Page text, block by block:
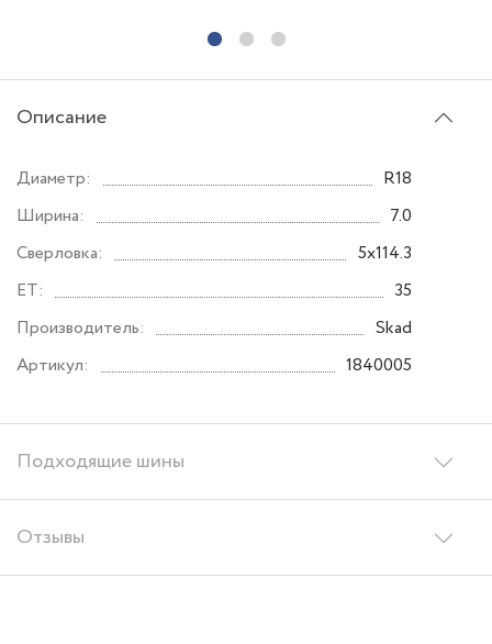
Описание
Подходящие шины
Отзывы
Диаметр:
R18
Ширина:
7.0
Сверловка:
5x114.3
ET:
35
Производитель:
Skad
Артикул:
1840005